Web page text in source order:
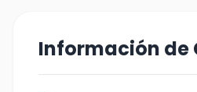
Información de